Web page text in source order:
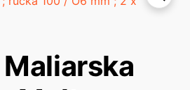
Maliarska